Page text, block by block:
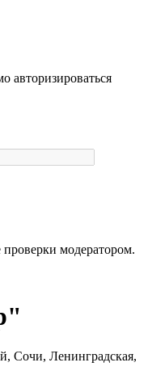
авторизироваться
модератором.
Сочи, Ленинградская,